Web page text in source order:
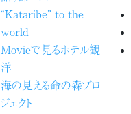
“Kataribe” to the
world
Movieで見るホテル観
洋
海の見える命の森プロ
ジェクト